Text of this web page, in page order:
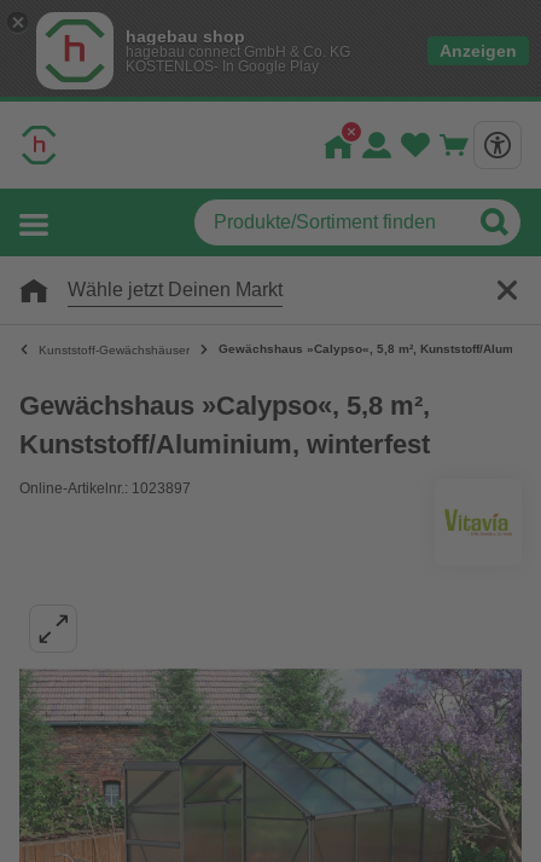
hagebau shop
hagebau connect GmbH & Co. KG
KOSTENLOS- In Google Play
Anzeigen
Wähle jetzt Deinen Markt
Kunststoff-Gewächshäuser Gewächshaus »Calypso«, 5,8 m², Kunststoff/
Gewächshaus »Calypso«, 5,8 m²,
Kunststoff/Aluminium, winterfest
Online-Artikelnr.: 1023897